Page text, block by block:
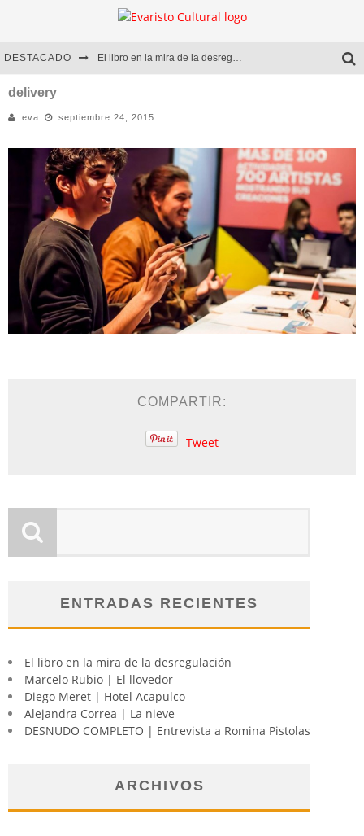
DESTACADO El libro en la mira de la desregulación
Diego Meret | Hotel Acapulco
Alejandra Correa | La nieve
delivery
eva septiembre 24, 2015
COMPARTIR:
Tweet
ENTRADAS RECIENTES
El libro en la mira de la desregulación
Marcelo Rubio | El llovedor
Diego Meret | Hotel Acapulco
Alejandra Correa | La nieve
DESNUDO COMPLETO | Entrevista a Romina Pistolas
ARCHIVOS